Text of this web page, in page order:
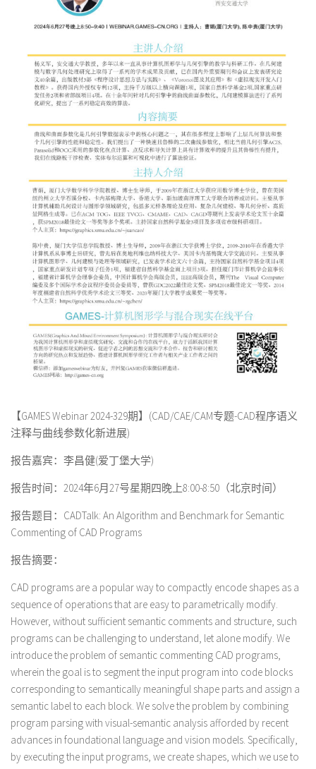
【GAMES Webinar 2024-329期】(CAD/CAE/CAM专题-CAD程序语义
注释与曲线参数化新进展)
报告嘉宾：李昌健(爱丁堡大学)
报告时间：2024年6月27号星期四晚上8:00-8:50（北京时间）
报告题目：CADTalk: An Algorithm and Benchmark for Semantic
Commenting of CAD Programs
报告摘要：
CAD programs are a popular way to compactly encode shapes as a
sequence of operations that are easy to parametrically modify.
However, without sufficient semantic comments and structure, such
programs can be challenging to understand, let alone modify. We
introduce the problem of semantic commenting CAD programs,
wherein the goal is to segment the input program into code blocks
corresponding to semantically meaningful shape parts and assign a
semantic label to each block. We solve the problem by combining
program parsing with visual-semantic analysis afforded by recent
advances in foundational language and vision models. Specifically,
by executing the input programs, we create shapes, which we use to